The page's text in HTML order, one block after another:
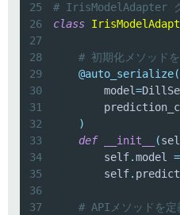
25
# IrisModelAdapter ク
26
class
27
28
# 初期化メソッド
29
@auto_serialize(
30
        model
=
31
32
)
33
def __init__ (
34
        self
.model =
35
        self
.
36
37
# APIメソッドを定